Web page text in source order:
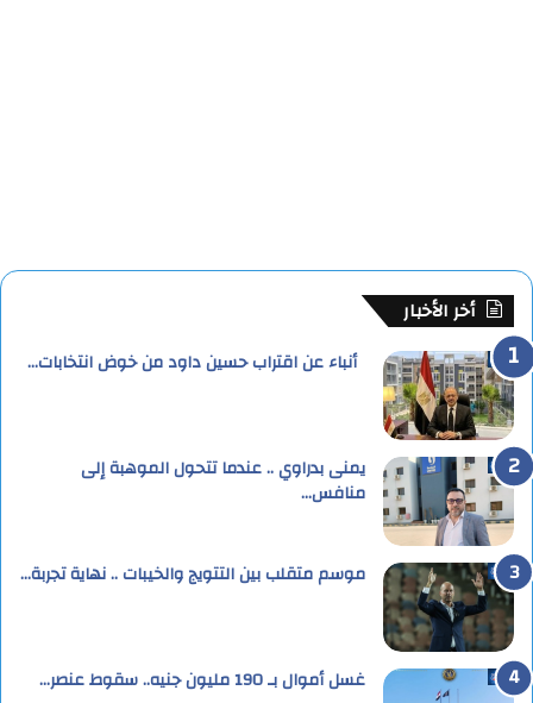
أخر الأخبار
أنباء عن اقتراب حسين داود من خوض انتخابات…
يمنى بدراوي .. عندما تتحول الموهبة إلى
منافس…
موسم متقلب بين التتويج والخيبات .. نهاية تجربة…
غسل أموال بـ 190 مليون جنيه.. سقوط عنصر…